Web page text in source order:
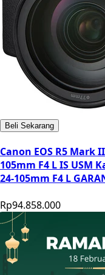
Beli Sekarang
Canon EOS R5 Mark
105mm F4 L IS USM
24-105mm F4 L
Rp94.858.000